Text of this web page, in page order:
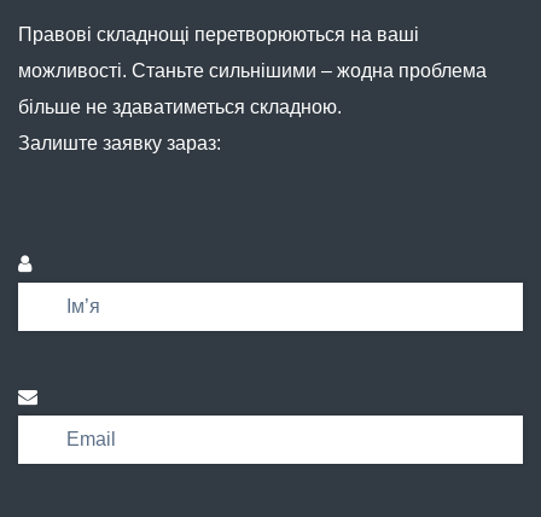
Правові складнощі перетворюються на ваші
можливості. Станьте сильнішими – жодна проблема
більше не здаватиметься складною.
Залиште заявку зараз: